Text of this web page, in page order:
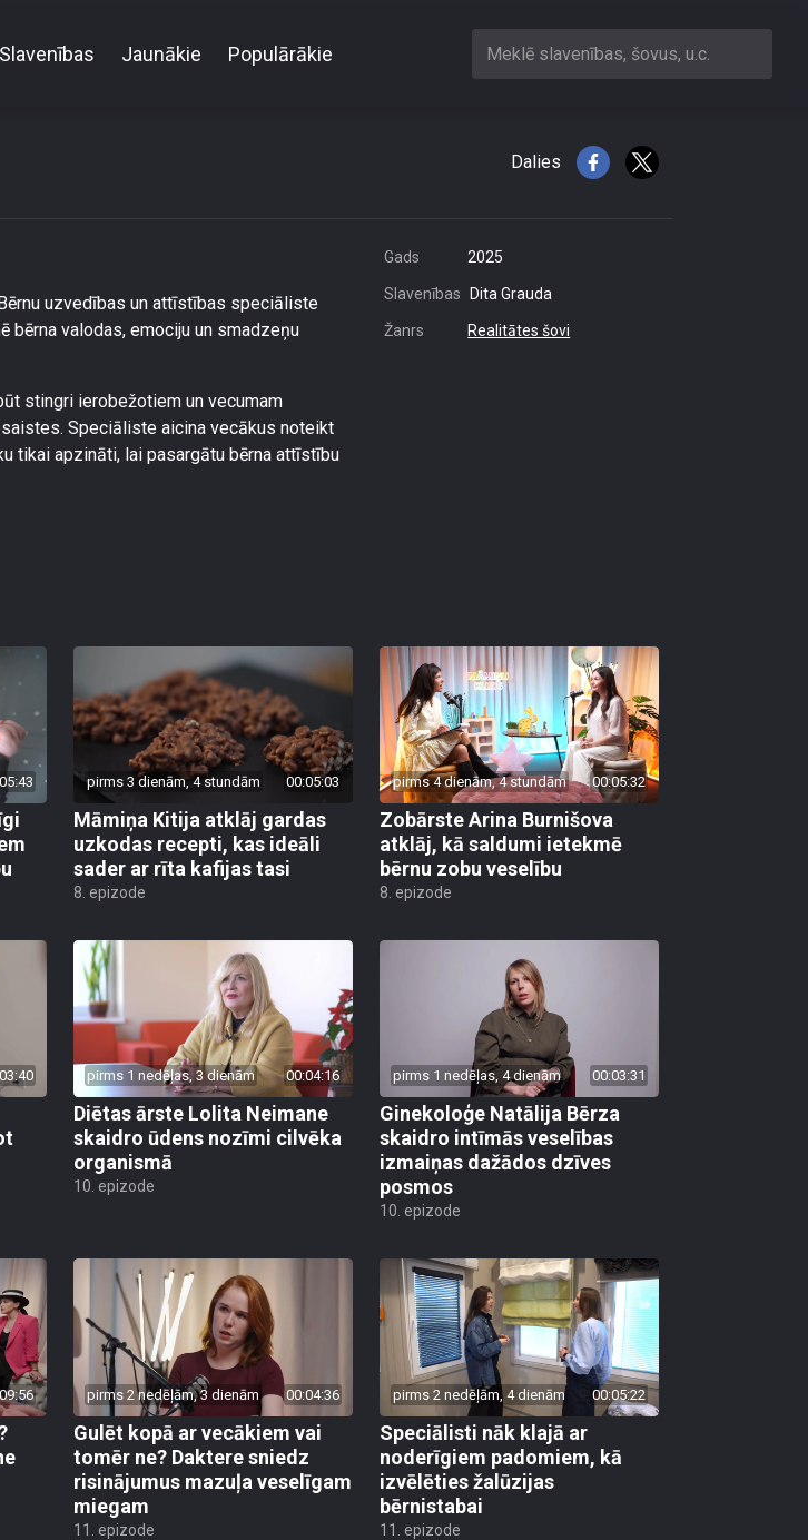
Slavenības Jaunākie Populārākie Meklē slavenības, šovus, u.c.
Dalies
uzvedības un attīstības speciāliste
bērna valodas, emociju un smadzeņu
stingri ierobežotiem un vecumam
Speciāliste aicina vecākus noteikt
tikai apzināti, lai pasargātu bērna attīstību
Gads 2025
Slavenības Dita Grauda
Žanrs Realitātes šovi
pirms 3 dienām, 4 stundām 00:05:03
Māmiņa Kitija atklāj gardas
uzkodas recepti, kas ideāli
sader ar rīta kafijas tasi
8. epizode
pirms 4 dienām, 4 stundām 00:05:32
Zobārste Arina Burnišova
atklāj, kā saldumi ietekmē
bērnu zobu veselību
8. epizode
pirms 1 nedēļas, 3 dienām 00:04:16
Diētas ārste Lolita Neimane
skaidro ūdens nozīmi cilvēka
organismā
10. epizode
pirms 1 nedēļas, 4 dienām 00:03:31
Ginekoloģe Natālija Bērza
skaidro intīmās veselības
izmaiņas dažādos dzīves
posmos
10. epizode
pirms 2 nedēļām, 3 dienām 00:04:36
Gulēt kopā ar vecākiem vai
tomēr ne? Daktere sniedz
risinājumus mazuļa veselīgam
miegam
11. epizode
pirms 2 nedēļām, 4 dienām 00:05:22
Speciālisti nāk klajā ar
noderīgiem padomiem, kā
izvēlēties žalūzijas
bērnistabai
11. epizode